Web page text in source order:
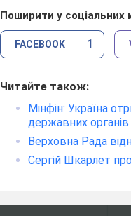
Поширити у соціальних
FACEBOOK 1
Читайте також:
Мінфін: Україна
державних
Верховна Рада
Сергій Шкарлет